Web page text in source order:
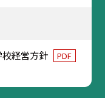
経営方針 PDF